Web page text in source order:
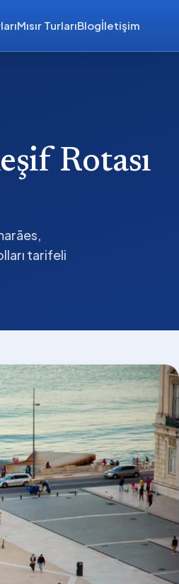
Mısır TurlarıBlogİletişim
Rotası
tarifeli